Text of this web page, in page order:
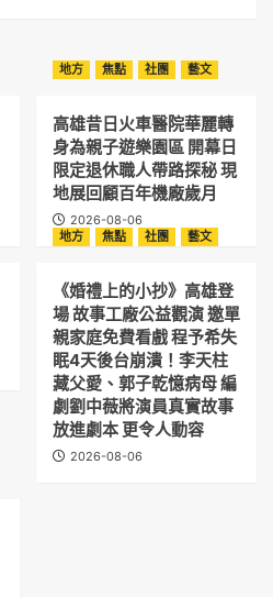
地方 焦點 社團 藝文
高雄昔日火車醫院華麗轉
身為親子遊樂園區 開幕日
限定退休職人帶路探秘 現
地展回顧百年機廠歲月
2026-08-06
地方 焦點 社團 藝文
《婚禮上的小抄》高雄登
場 故事工廠公益觀演 邀單
親家庭免費看戲 程予希失
眠4天後台崩潰！李天柱
藏父愛、郭子乾憶病母 編
劇劉中薇將演員真實故事
放進劇本 更令人動容
2026-08-06